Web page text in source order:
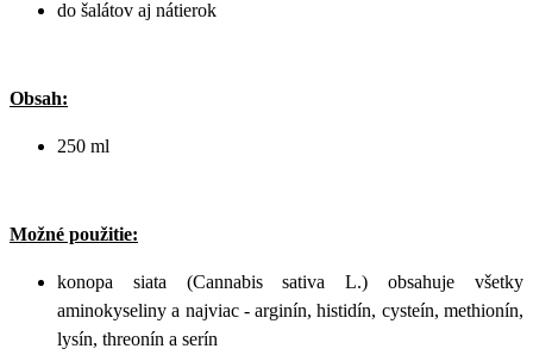
do šalátov aj nátierok
Obsah:
250 ml
Možné použitie:
konopa siata (Cannabis sativa L.) obsahuje všetky
aminokyseliny a najviac - arginín, histidín, cysteín, methionín,
lysín, threonín a serín